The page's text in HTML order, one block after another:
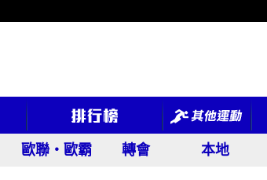
歐聯‧歐霸 轉會 本地